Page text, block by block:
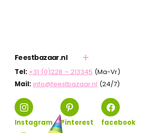
Feestbazaar.nl
Tel: +31 (0)228 – 213345 (Ma-Vr)
Mail: info@feestbazaar.nl (24/7)
Instagram Pinterest facebook